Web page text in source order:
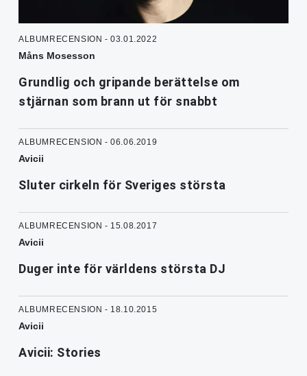
ALBUMRECENSION - 03.01.2022
Måns Mosesson
Grundlig och gripande berättelse om
stjärnan som brann ut för snabbt
ALBUMRECENSION - 06.06.2019
Avicii
Sluter cirkeln för Sveriges största
ALBUMRECENSION - 15.08.2017
Avicii
Duger inte för världens största DJ
ALBUMRECENSION - 18.10.2015
Avicii
Avicii: Stories